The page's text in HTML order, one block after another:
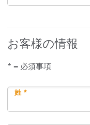
お客様の情報
* = 必須事項
姓 *